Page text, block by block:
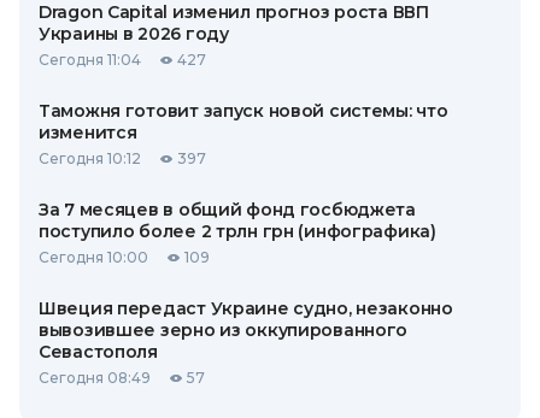
Dragon Capital изменил прогноз роста ВВП
Украины в 2026 году
Сегодня 11:04 427
Таможня готовит запуск новой системы: что
изменится
Сегодня 10:12 397
За 7 месяцев в общий фонд госбюджета
поступило более 2 трлн грн (инфографика)
Сегодня 10:00 109
Швеция передаст Украине судно, незаконно
вывозившее зерно из оккупированного
Севастополя
Сегодня 08:49 57